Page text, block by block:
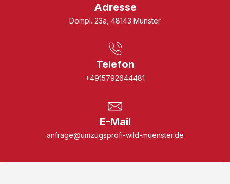
Adresse
Dompl. 23a, 48143 Münster
Telefon
+4915792644481
E-Mail
anfrage@umzugsprofi-wild-muenster.de